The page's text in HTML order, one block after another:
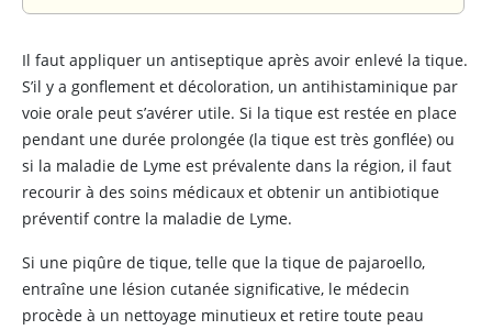
Il faut appliquer un antiseptique après avoir enlevé la tique.
S’il y a gonflement et décoloration, un antihistaminique par
voie orale peut s’avérer utile. Si la tique est restée en place
pendant une durée prolongée (la tique est très gonflée) ou
si la maladie de Lyme est prévalente dans la région, il faut
recourir à des soins médicaux et obtenir un antibiotique
préventif contre la maladie de Lyme.
Si une piqûre de tique, telle que la tique de pajaroello,
entraîne une lésion cutanée significative, le médecin
procède à un nettoyage minutieux et retire toute peau